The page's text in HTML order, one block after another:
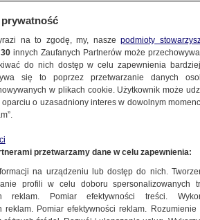
zarzuty
27.08.2025, 14:29
prywatność
na to zgodę, my, naszepodmioty
30 innych Zaufanych Partnerów może
do nich dostęp w celu zapewnienia
się to poprzez przetwarzanie danych
w plikach cookie. Użytkownik może
o uzasadniony interes w dowolnym
przetwarzamy dane w celu zapewnienia:
na urządzeniu lub dostęp do nich.
profili w celu doboru spersonalizowanych
reklam. Pomiar efektywności treści.
reklam. Pomiar efektywności reklam.